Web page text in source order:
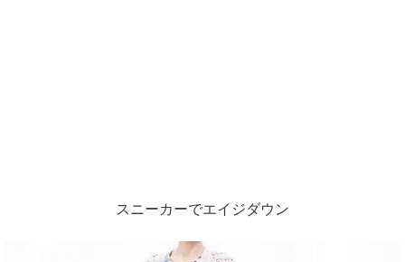
スニーカーでエイジダウン